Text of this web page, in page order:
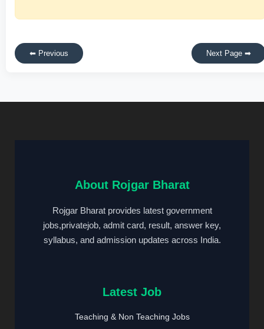
⬅ Previous Next Page ➡
About Rojgar Bharat
Rojgar Bharat provides latest government
jobs,privatejob, admit card, result, answer key,
syllabus, and admission updates across India.
Latest Job
Teaching & Non Teaching Jobs